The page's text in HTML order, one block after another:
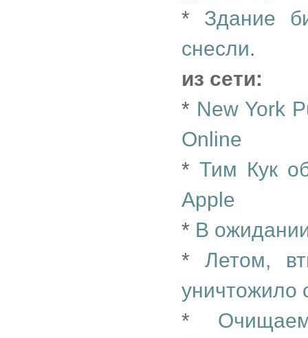
* Здание
снесли.
из сети:
* New York
Online
* Тим Кук
Apple
* В
* Летом,
уничтожило
*